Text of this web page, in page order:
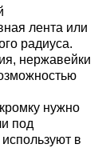
лента или
радиуса.
нержавейки
нужно
под
в